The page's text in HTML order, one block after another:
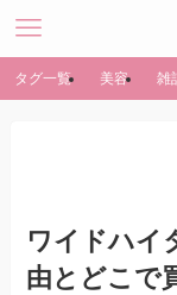
タグ一覧 美容 雑
ワイドハイ
由とどこで